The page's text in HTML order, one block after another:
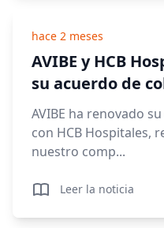
hace 2 meses
AVIBE y HCB
su acuerdo de
AVIBE ha renovado
con HCB Hospitales,
nuestro comp...
Leer la noticia